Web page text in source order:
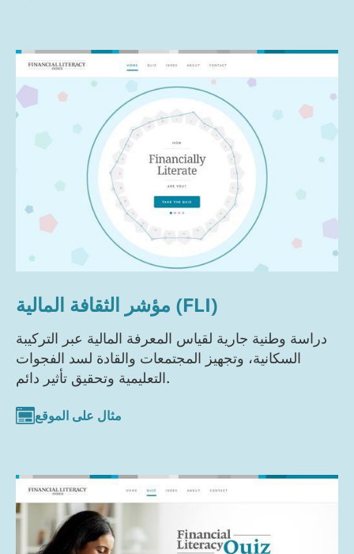
مؤشر الثقافة المالية (FLI)
دراسة وطنية جارية لقياس المعرفة المالية عبر التركيبة
السكانية، وتجهيز المجتمعات والقادة لسد الفجوات
التعليمية وتحقيق تأثير دائم.
مثال على الموقع